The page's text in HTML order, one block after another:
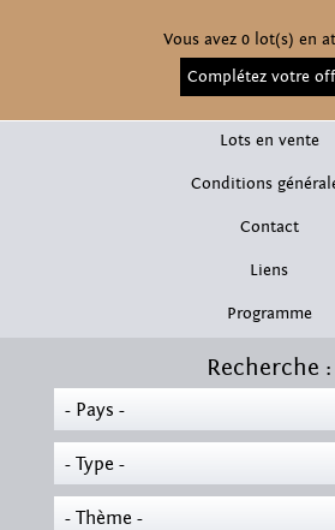
Vous avez 0 lot(s) en
Complétez votre
Lots en vente
Conditions
Contact
Liens
Programme
Recherche :